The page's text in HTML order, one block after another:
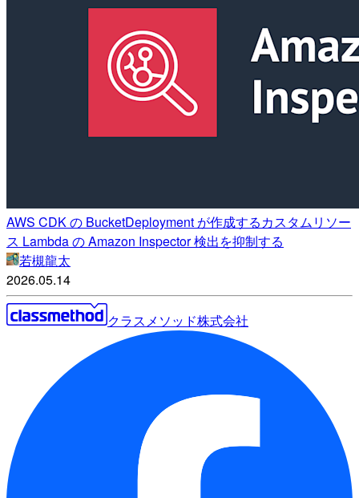
AWS CDK の BucketDeployment が作成するカスタムリソー
ス Lambda の Amazon Inspector 検出を抑制する
若槻龍太
2026.05.14
クラスメソッド株式会社